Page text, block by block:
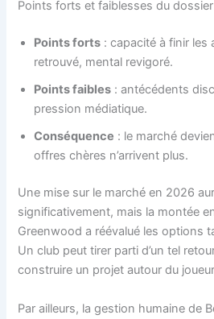
Points forts et faiblesses du
Points forts : capacité à finir
retrouvé, mental revigoré.
Points faibles : antécédents
pression médiatique.
Conséquence : le marché
offres chères n’arrivent plus.
Une mise sur le marché en 2026
significativement, mais la montée
Greenwood a réévalué les options
Un club peut tirer parti d’un tel
construire un projet autour du
Par ailleurs, la gestion humaine de